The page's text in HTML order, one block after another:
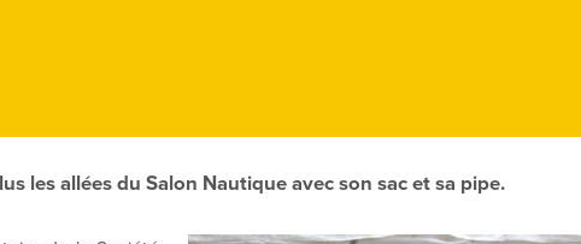
les allées du Salon Nautique avec son sac et sa pipe.